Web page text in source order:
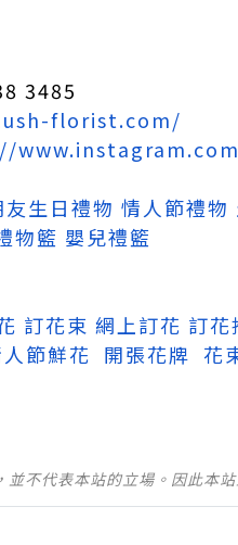
3485
florist.com/
友生日禮物 情人節禮物
物籃 嬰兒禮籃
訂花束 網上訂花 訂花
節鮮花 開張花牌 花
並不代表本站的立場。因此本